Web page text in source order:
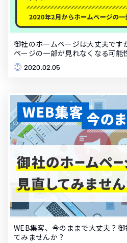
御社のホームページは大丈夫で
ページの一部が見れなくなる可能
2020.02.05
WEB集客、今のままで大丈夫？
てみませんか？